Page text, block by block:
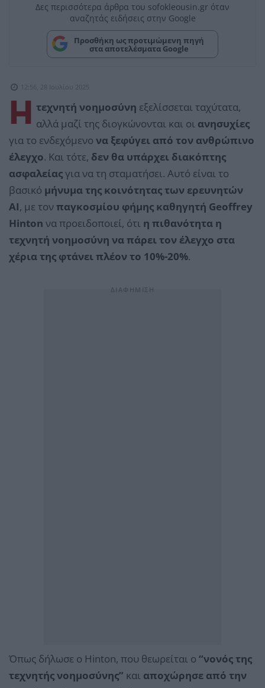
Δες περισσότερα άρθρα του sofokleousin.gr όταν
αναζητάς ειδήσεις στην Google
Προσθήκη ως προτιμώμενη πηγή
στα αποτελέσματα Google
12:56, 28 Ιουλίου 2025
Η τεχνητή νοημοσύνη εξελίσσεται ταχύτατα,
αλλά μαζί της διογκώνονται και οι ανησυχίες
για το ενδεχόμενο να ξεφύγει από τον ανθρώπινο
έλεγχο. Και τότε, δεν θα υπάρχει διακόπτης
ασφαλείαςγια να τη σταματήσει. Αυτό είναι το
βασικό μήνυμα της κοινότητας των ερευνητών
AI, με τονπαγκοσμίου φήμης καθηγητή Geoffrey
Hinton να προειδοποιεί, ότι η πιθανότητα η
τεχνητή νοημοσύνη να πάρει τον έλεγχο στα
χέρια της φτάνει πλέον το 10%-20%.
Όπως δήλωσε ο Hinton, που θεωρείται ο “νονός της
τεχνητής νοημοσύνης” και αποχώρησε από την